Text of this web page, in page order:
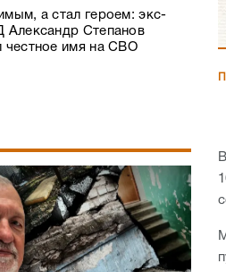
а стал героем: экс-
Александр Степанов
честное имя на СВО